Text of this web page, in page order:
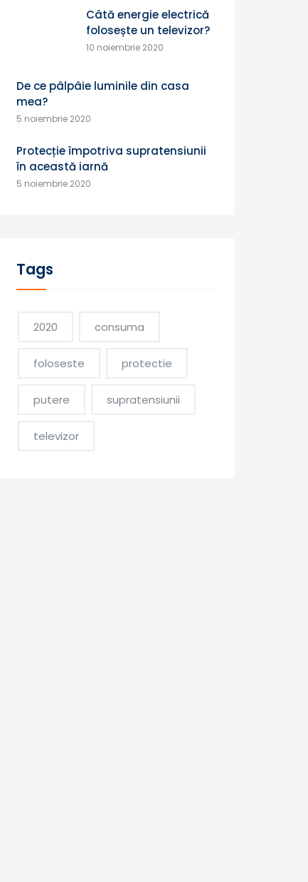
Câtă energie electrică
folosește un televizor?
10 noiembrie 2020
De ce pâlpâie luminile din casa
mea?
5 noiembrie 2020
Protecție împotriva supratensiunii
în această iarnă
5 noiembrie 2020
Tags
2020 consuma
foloseste protectie
putere supratensiunii
televizor